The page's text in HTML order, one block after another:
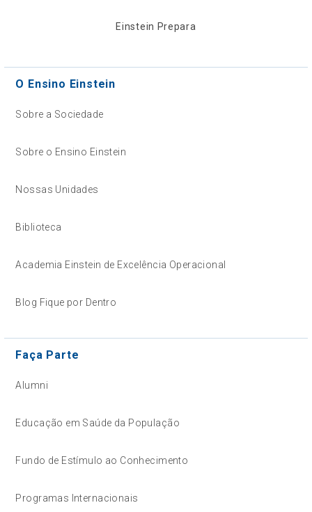
Einstein Prepara
O Ensino Einstein
Sobre a Sociedade
Sobre o Ensino Einstein
Nossas Unidades
Biblioteca
Academia Einstein de Excelência Operacional
Blog Fique por Dentro
Faça Parte
Alumni
Educação em Saúde da População
Fundo de Estímulo ao Conhecimento
Programas Internacionais